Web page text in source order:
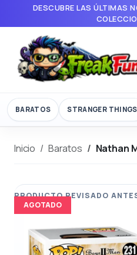
DESCUBRE LAS ÚLTIMAS
BARATOS STRANGER THINGS
Inicio Baratos Nathan
AGOTADO